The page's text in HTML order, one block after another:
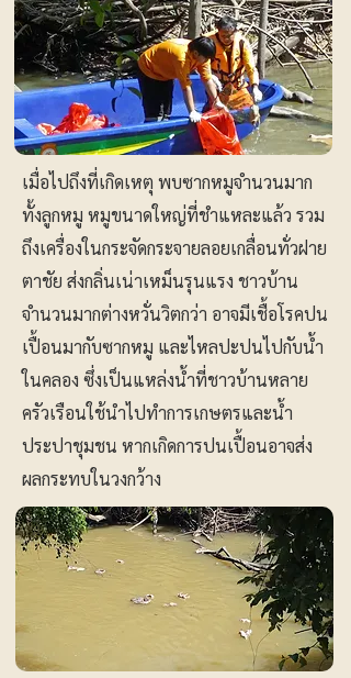
เมื่อไปถึงที่เกิดเหตุ พบซากหมูจำนวนมาก
ทั้งลูกหมู หมูขนาดใหญ่ที่ชำแหละแล้ว รวม
ถึงเครื่องในกระจัดกระจายลอยเกลื่อนทั่วฝาย
ตาชัย ส่งกลิ่นเน่าเหม็นรุนแรง ชาวบ้าน
จำนวนมากต่างหวั่นวิตกว่า อาจมีเชื้อโรคปน
เปื้อนมากับซากหมู และไหลปะปนไปกับน้ำ
ในคลอง ซึ่งเป็นแหล่งน้ำที่ชาวบ้านหลาย
ครัวเรือนใช้นำไปทำการเกษตรและน้ำ
ประปาชุมชน หากเกิดการปนเปื้อนอาจส่ง
ผลกระทบในวงกว้าง